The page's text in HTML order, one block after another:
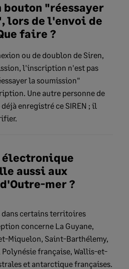
"réessayer
lors de l'envoi de
faire ?
ou de doublon de Siren,
l'inscription n'est pas
la soumission"
Une autre personne de
enregistré ce SIREN ; il
aussi aux
mer ?
dans certains territoires
concerne La Guyane,
Miquelon, Saint-Barthélemy,
française, Wallis-et-
et antarctique françaises.